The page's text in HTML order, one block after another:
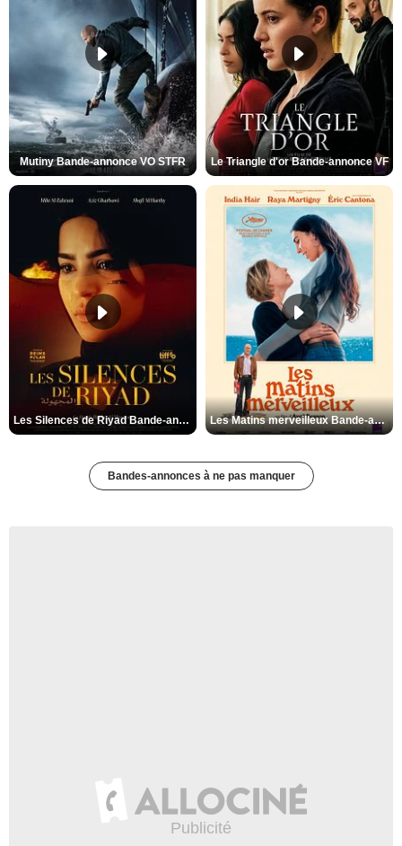
Mutiny Bande-annonce VO STFR Le Triangle d'or Bande-annonce VF
Les Silences de Riyad Bande-annonce VO STFR Les Matins merveilleux Bande-annonce VF
Bandes-annonces à ne pas manquer